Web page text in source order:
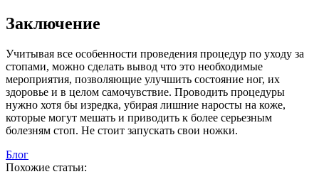
Заключение
Учитывая все особенности проведения процедур по уходу за
стопами, можно сделать вывод что это необходимые
мероприятия, позволяющие улучшить состояние ног, их
здоровье и в целом самочувствие. Проводить процедуры
нужно хотя бы изредка, убирая лишние наросты на коже,
которые могут мешать и приводить к более серьезным
болезням стоп. Не стоит запускать свои ножки.
Блог
Похожие статьи: